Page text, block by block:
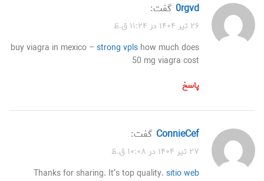
0rgvd گفت:
۲۶ تیر ۱۴۰۴ در ۱۱:۲۴ ق.ظ
buy viagra in mexico – strong vpls how much does
50 mg viagra cost
پاسخ
ConnieCef گفت:
۲۷ تیر ۱۴۰۴ در ۱۰:۰۸ ق.ظ
Thanks for sharing. It’s top quality. sitio web